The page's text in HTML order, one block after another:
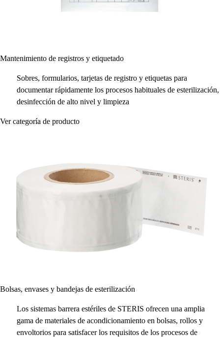
Mantenimiento de registros y etiquetado
Sobres, formularios, tarjetas de registro y etiquetas para
documentar rápidamente los procesos habituales de esterilización,
desinfección de alto nivel y limpieza
Ver categoría de producto
Bolsas, envases y bandejas de esterilización
Los sistemas barrera estériles de STERIS ofrecen una amplia
gama de materiales de acondicionamiento en bolsas, rollos y
envoltorios para satisfacer los requisitos de los procesos de